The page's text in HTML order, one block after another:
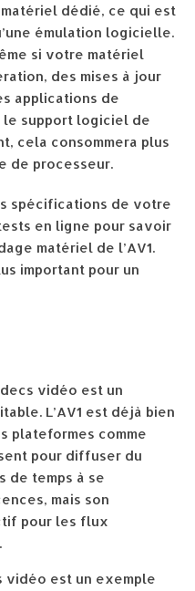
dédié, ce qui est
émulation logicielle.
si votre matériel
des mises à jour
applications de
support logiciel de
cela consommera plus
de processeur.
spécifications de votre
en ligne pour savoir
matériel de l’AV1.
important pour un
vidéo est un
L’AV1 est déjà bien
plateformes comme
pour diffuser du
de temps à se
mais son
pour les flux
est un exemple